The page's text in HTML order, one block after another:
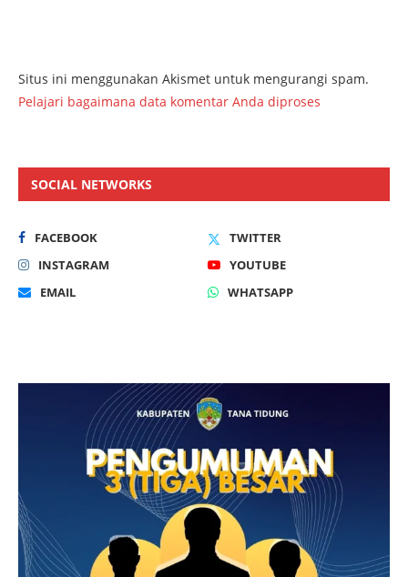
Situs ini menggunakan Akismet untuk mengurangi spam.
Pelajari bagaimana data komentar Anda diproses
SOCIAL NETWORKS
FACEBOOK
TWITTER
INSTAGRAM
YOUTUBE
EMAIL
WHATSAPP